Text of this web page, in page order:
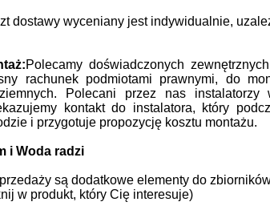
dostawy wyceniany jest indywidualnie,
Polecamy doświadczonych
rachunek podmiotami prawnymi, do
Polecani przez nas
kontakt do instalatora, który
i przygotuje propozycję kosztu montażu.
i Woda radzi
są dodatkowe elementy do
w produkt, który Cię interesuje)